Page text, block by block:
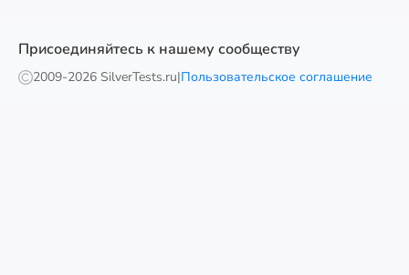
Присоединяйтесь к нашему сообществу
2009-2026 SilverTests.ru|Пользовательское соглашение